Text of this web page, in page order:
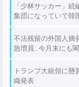
「少林サッカー」
集団になっていて韓
不法残留の外国人摘
急増員…今月末にも
トランプ大統領に
織発表